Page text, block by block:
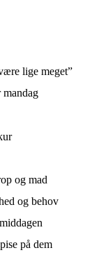
lige meget”
og mad
og behov
på dem